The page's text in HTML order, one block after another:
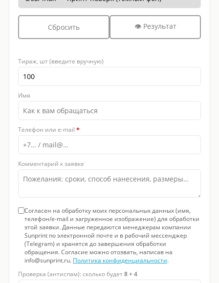
Сбросить 👁 Результат
Тираж, шт (введите вручную)
Имя
Телефон или e-mail *
Комментарий к заявке
Согласен на обработку моих персональных данных (имя,
телефон/e-mail и загруженное изображение) для обработки
этой заявки. Данные передаются менеджерам компании
Sunprint по электронной почте и в рабочий мессенджер
(Telegram) и хранятся до завершения обработки
обращения. Согласие можно отозвать, написав на
info@sunprint.ru. Политика конфиденциальности.
Проверка (антиспам): сколько будет8 + 4